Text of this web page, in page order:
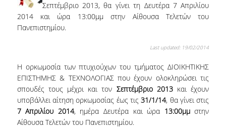
LABORATORY INFRASTRUCTURE
FACULTY AND STAFF
RESIDENT FACULTY MEMBERS
HONONARY DOCTORATES
VISITING PROFESSORS
Σεπτέμβριο 2013, θα γίνει τη Δευτέρα 7 Απριλίου
2014 και ώρα 13:00μμ στην Αίθουσα Τελετών του
Πανεπιστημίου.
Last updated: 19/02/2014
Η ορκωμοσία των πτυχιούχων του τμήματος ΔΙΟΙΚΗΤΙΚΗΣ
ΕΠΙΣΤΗΜΗΣ & ΤΕΧΝΟΛΟΓΙΑΣ που έχουν ολοκληρώσει τις
σπουδές τους μέχρι και τον Σεπτέμβριο 2013και έχουν
υποβάλλει αίτηση ορκωμοσίας έως τις31/1/14, θα γίνει στις
7 Απριλίου 2014, ημέρα Δευτέρα και ώρα 13:00μμστην
Αίθουσα Τελετών του Πανεπιστημίου.